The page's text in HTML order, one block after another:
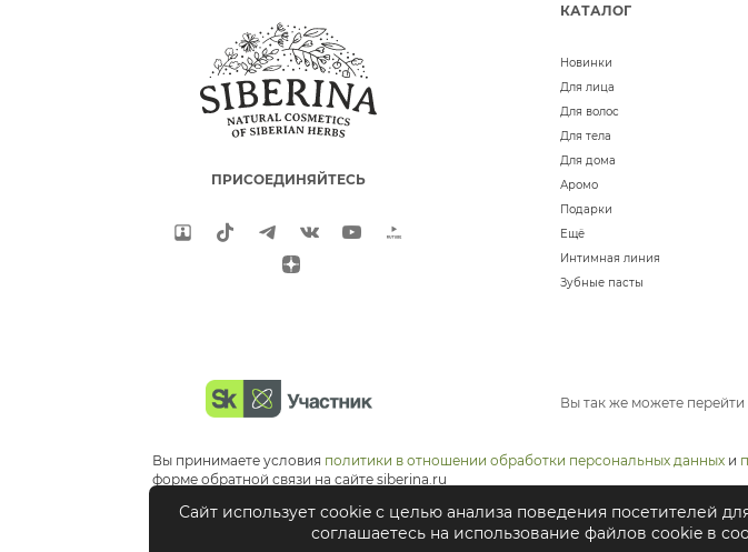
ПРИСОЕДИНЯЙТЕСЬ
КАТАЛОГ
Новинки
Для лица
Для волос
Для тела
Для дома
Аромо
Подарки
Ещё
Интимная линия
Зубные пасты
Вы так же можете перейти
Вы принимаете условия политики в отношении обработки персональных данных и
форме обратной связи на сайте siberina.ru
Сайт использует cookie с целью анализа поведения посетителей
соглашаетесь на использование файлов cookie в